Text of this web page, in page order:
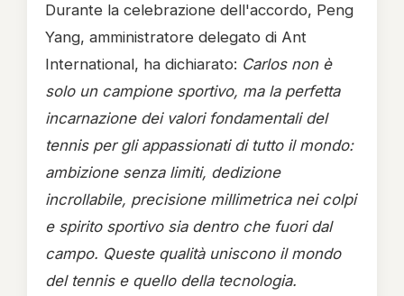
Durante la celebrazione dell'accordo, Peng
Yang, amministratore delegato di Ant
International, ha dichiarato: Carlos non è
solo un campione sportivo, ma la perfetta
incarnazione dei valori fondamentali del
tennis per gli appassionati di tutto il mondo:
ambizione senza limiti, dedizione
incrollabile, precisione millimetrica nei colpi
e spirito sportivo sia dentro che fuori dal
campo. Queste qualità uniscono il mondo
del tennis e quello della tecnologia.